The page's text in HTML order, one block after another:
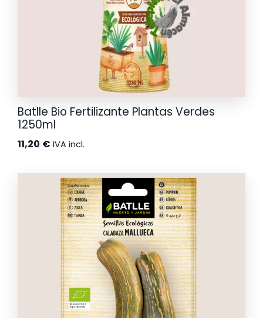
Batlle Bio Fertilizante Plantas Verdes
1250ml
11,20 € IVA incl.